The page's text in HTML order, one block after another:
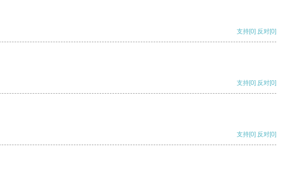
支持[0] 反对[0]
支持[0] 反对[0]
支持[0] 反对[0]